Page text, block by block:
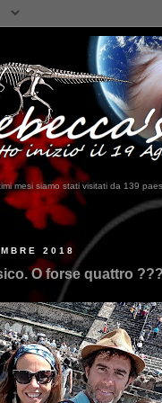
mesi siamo stati visitati da 139
2018
O forse quattro ???